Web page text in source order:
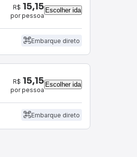
R$ 15,15
por pessoa
Escolher ida
Embarque direto
R$ 15,15
por pessoa
Escolher ida
Embarque direto